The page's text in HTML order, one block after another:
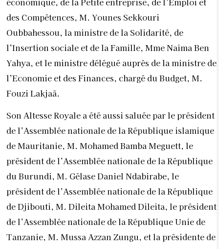
des Compétences, M. Younes Sekkouri
Oubbahessou, la ministre de la Solidarité, de
l’Insertion sociale et de la Famille, Mme Naima Ben
Yahya, et le ministre délégué auprès de la ministre de
l’Economie et des Finances, chargé du Budget, M.
Fouzi Lakjaâ.
Son Altesse Royale a été aussi saluée par le président
de l’Assemblée nationale de la République islamique
de Mauritanie, M. Mohamed Bamba Meguett, le
président de l’Assemblée nationale de la République
du Burundi, M. Gélase Daniel Ndabirabe, le
président de l’Assemblée nationale de la République
de Djibouti, M. Dileita Mohamed Dileita, le président
de l’Assemblée nationale de la République Unie de
Tanzanie, M. Mussa Azzan Zungu, et la présidente de